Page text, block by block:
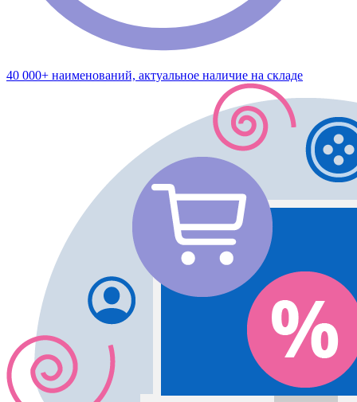
40 000+ наименований, актуальное наличие на складе